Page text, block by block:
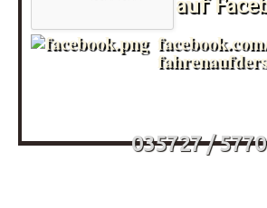
035727 /